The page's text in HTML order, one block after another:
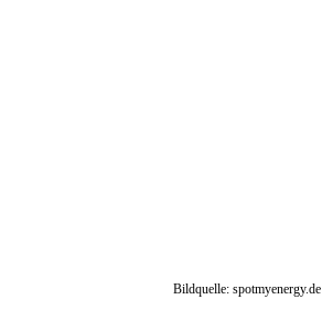
Bildquelle: spotmyenergy.de